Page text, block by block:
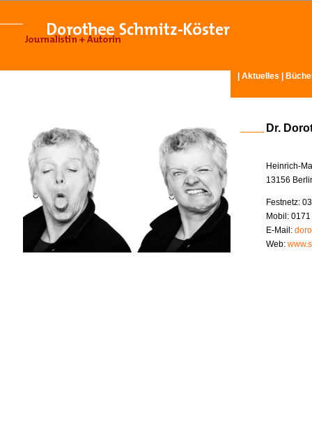
Aktuelles
Dr.
Heinrich-
13156
Festnetz:
Mobil:
E-Mail:
Web: